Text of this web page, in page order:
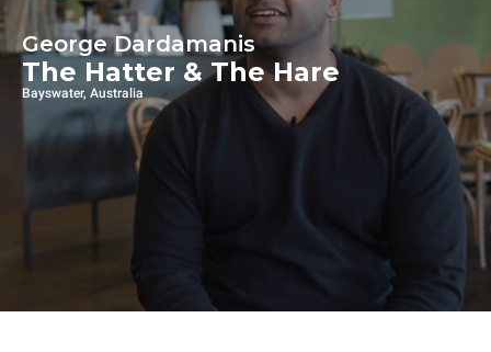
George Dardamanis
The Hatter & The Hare
Bayswater, Australia